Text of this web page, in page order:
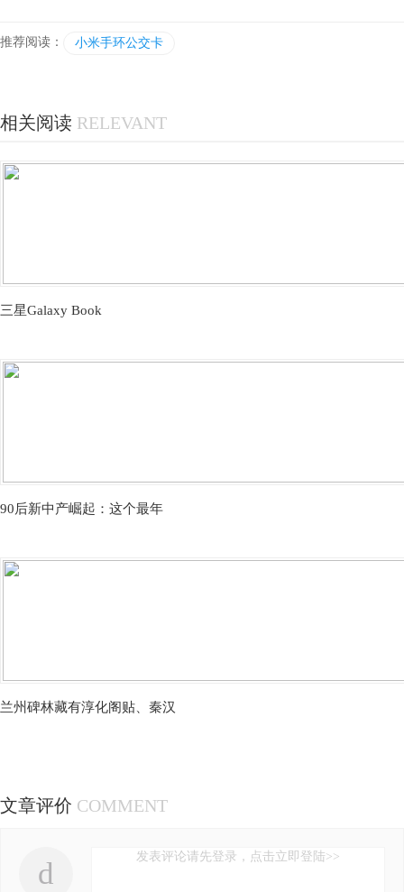
推荐阅读： 小米手环公交卡
相关阅读 RELEVANT
三星Galaxy Book
90后新中产崛起：这个最年
兰州碑林藏有淳化阁贴、秦汉
文章评价 COMMENT
d 发表评论请先登录，点击立即登陆>>